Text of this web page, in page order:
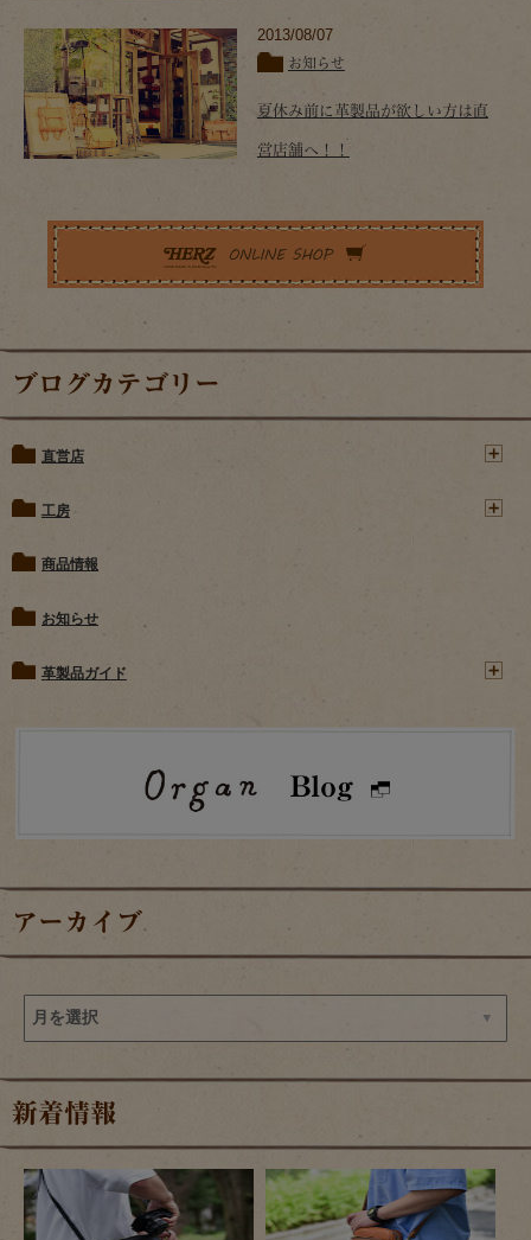
2013/08/07
お知らせ
夏休み前に革製品が欲しい方は直
営店舗へ！！
ブログカテゴリー
直営店
工房
商品情報
お知らせ
革製品ガイド
アーカイブ
新着情報